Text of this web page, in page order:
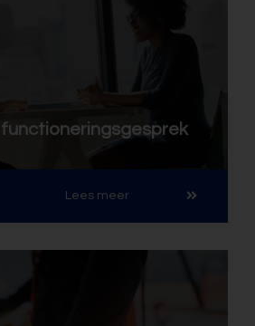
Lees meer